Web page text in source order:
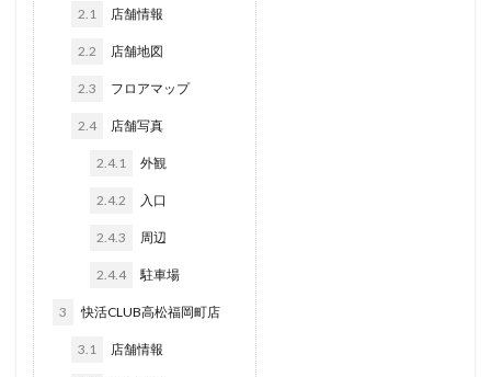
2.1 店舗情報
2.2 店舗地図
2.3 フロアマップ
2.4 店舗写真
2.4.1 外観
2.4.2 入口
2.4.3 周辺
2.4.4 駐車場
3 快活CLUB高松福岡町店
3.1 店舗情報